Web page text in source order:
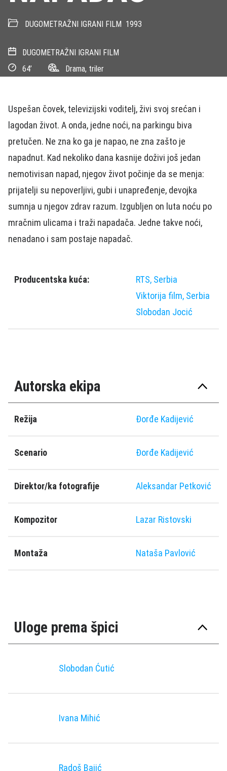
DUGOMETRAŽNI IGRANI FILM 1993
DUGOMETRAŽNI IGRANI FILM
64’
Drama, triler
Uspešan čovek, televizijski voditelj, živi svoj srećan i
lagodan život. A onda, jedne noći, na parkingu biva
pretučen. Ne zna ko ga je napao, ne zna zašto je
napadnut. Kad nekoliko dana kasnije doživi još jedan
nemotivisan napad, njegov život počinje da se menja:
prijatelji su nepoverljivi, gubi i unapređenje, devojka
sumnja u njegov zdrav razum. Izgubljen on luta noću po
mračnim ulicama i traži napadača. Jedne takve noći,
nenadano i sam postaje napadač.
Producentska kuća:
RTS, Serbia
Viktorija film, Serbia
Slobodan Jocić
Autorska ekipa
Režija Đorđe Kadijević
Scenario Đorđe Kadijević
Direktor/ka fotografije Aleksandar Petković
Kompozitor Lazar Ristovski
Montaža Nataša Pavlović
Uloge prema špici
Slobodan Ćutić
Ivana Mihić
Radoš Bajić